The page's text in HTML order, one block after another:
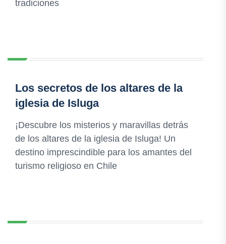
tradiciones
Los secretos de los altares de la
iglesia de Isluga
¡Descubre los misterios y maravillas detrás
de los altares de la iglesia de Isluga! Un
destino imprescindible para los amantes del
turismo religioso en Chile